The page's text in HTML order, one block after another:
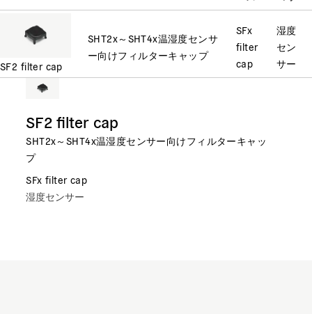
SF2 filter cap
SHT2x～SHT4x温湿度センサ
ー向けフィルターキャップ
SFx
filter
cap
湿度
セン
サー
SF2 filter cap
SHT2x～SHT4x温湿度センサー向けフィルターキャッ
プ
SFx filter cap
湿度センサー